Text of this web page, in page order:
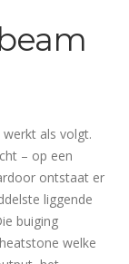
werkt als volgt.
– op een
ontstaat er
liggende
buiging
welke